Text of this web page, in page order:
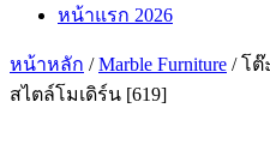
หน้าแรก 2026
หน้าหลัก /Marble Furniture / โ
สไตล์โมเดิร์น [619]